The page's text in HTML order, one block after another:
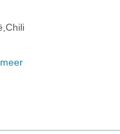
Chili